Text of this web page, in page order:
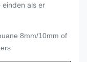
als er
8mm/10mm of